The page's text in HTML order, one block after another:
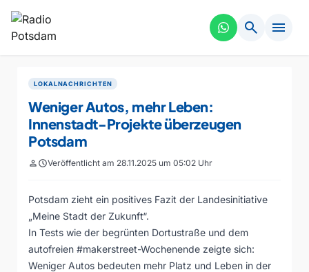
search menu
LOKALNACHRICHTEN
Weniger Autos, mehr Leben:
Innenstadt-Projekte überzeugen
Potsdam
personscheduleVeröffentlicht am 28.11.2025 um 05:02 Uhr
Potsdam zieht ein positives Fazit der Landesinitiative
„Meine Stadt der Zukunft“.
In Tests wie der begrünten Dortustraße und dem
autofreien #makerstreet-Wochenende zeigte sich:
Weniger Autos bedeuten mehr Platz und Leben in der